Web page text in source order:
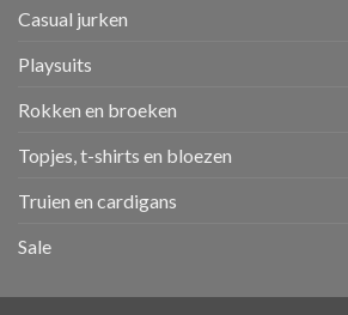
Casual jurken
Playsuits
Rokken en broeken
Topjes, t-shirts en bloezen
Truien en cardigans
Sale